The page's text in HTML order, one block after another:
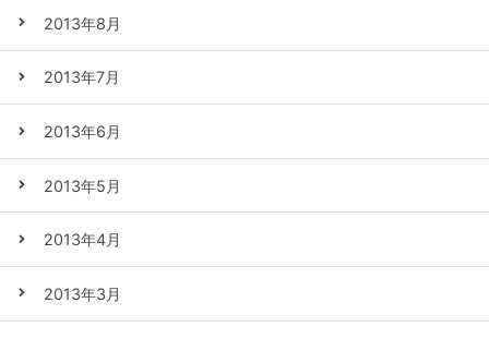
2013年8月
2013年7月
2013年6月
2013年5月
2013年4月
2013年3月